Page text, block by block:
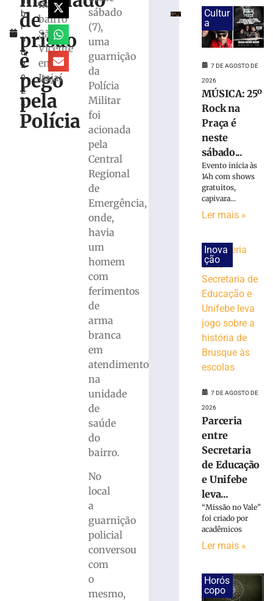
b
r
o
8,
2
0
2
4
de
prisão
é
pego
pela
Polícia
no
bairro
São
Vicente
em
Itajaí
sábado
(7),
uma
guarnição
da
Polícia
Militar
foi
acionada
pela
Central
Regional
de
Emergência,
onde,
havia
um
homem
com
ferimentos
de
arma
branca
em
atendimento
na
unidade
de
saúde
do
bairro.
No
local
a
guarnição
policial
conversou
com
o
mesmo,
mobiliza
GTB
Princípio
máquina
mobiliza
Bombeiros,
Brusque
Trabalhador
terceirizado
Cultur
a
7 DE AGOSTO DE
2026
MÚSICA: 25º
Rock na
Praça é
neste
sábado...
Evento inicia às
14h com shows
gratuitos,
capivara...
Ler mais »
Inova
ção
7 DE AGOSTO DE
2026
Parceria
entre
Secretaria
de Educação
e Unifebe
leva...
“Missão no Vale”
foi criado por
acadêmicos
Ler mais »
Horós
copo